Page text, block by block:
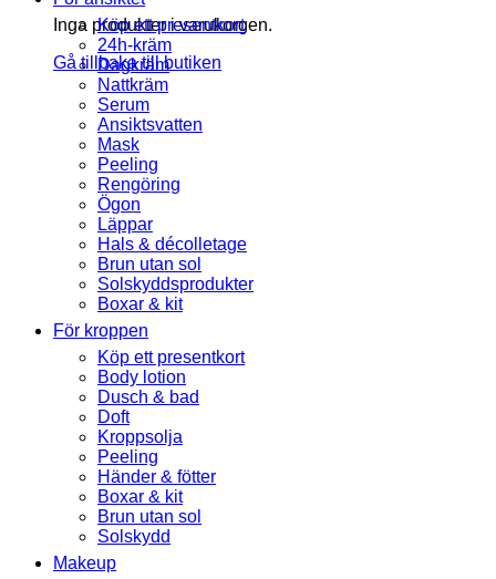
Inga produkter i varukorgen.
Gå tillbaka till butiken
Köp ett presentkort
24h-kräm
Dagkräm
Nattkräm
Serum
Ansiktsvatten
Mask
Peeling
Rengöring
Ögon
Läppar
Hals & décolletage
Brun utan sol
Solskyddsprodukter
Boxar & kit
För kroppen
Köp ett presentkort
Body lotion
Dusch & bad
Doft
Kroppsolja
Peeling
Händer & fötter
Boxar & kit
Brun utan sol
Solskydd
Makeup